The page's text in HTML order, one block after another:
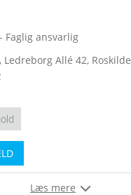
Faglig ansvarlig
Ledreborg Allé 42, Roskilde
Læs mere